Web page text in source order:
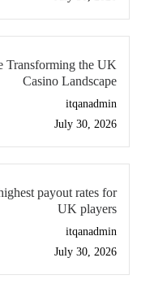
Transforming the UK
Casino Landscape
itqanadmin
July 30, 2026
payout rates for
UK players
itqanadmin
July 30, 2026